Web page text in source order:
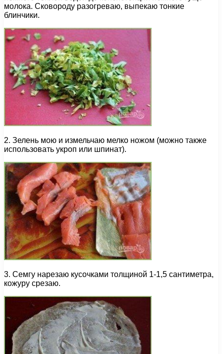
молока. Сковороду разогреваю, выпекаю тонкие
блинчики.
2. Зелень мою и измельчаю мелко ножом (можно также
использовать укроп или шпинат).
3. Семгу нарезаю кусочками толщиной 1-1,5 сантиметра,
кожуру срезаю.